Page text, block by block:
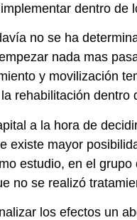
dentro de
no se ha
nada mas
y movilización
rehabilitación dentro
a la hora de
existe mayor
estudio, en el
no se realizó
los efectos un